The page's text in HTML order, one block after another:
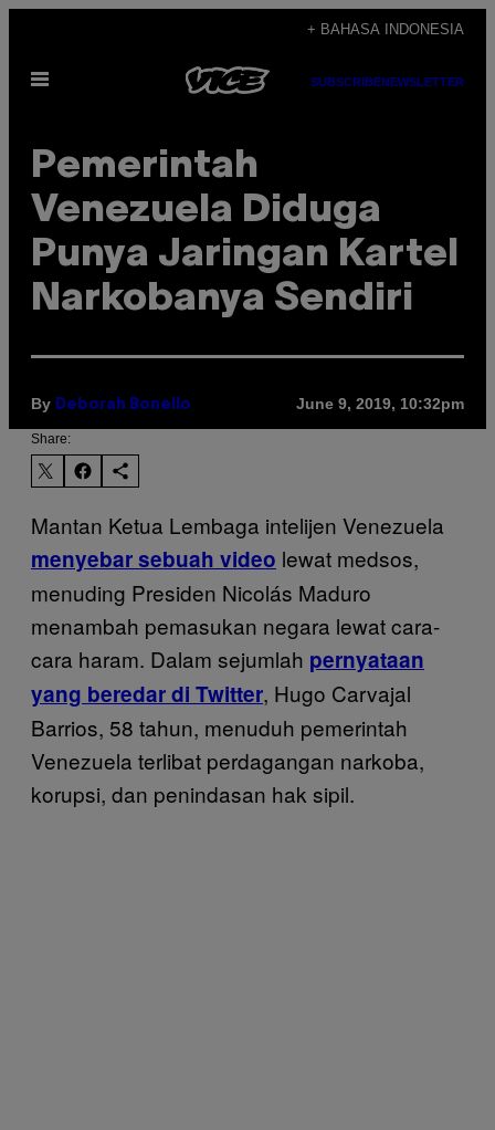
content
+ BAHASA INDONESIA
Open
SUBSCRIBENEWSLETTER
Pemerintah
Venezuela Diduga
Punya Jaringan Kartel
Narkobanya Sendiri
By Deborah Bonello June 9, 2019, 10:32pm
Share:
Mantan Ketua Lembaga intelijen Venezuela
menyebar sebuah video lewat medsos,
menuding Presiden Nicolás Maduro
menambah pemasukan negara lewat cara-
cara haram. Dalam sejumlah pernyataan
yang beredar di Twitter, Hugo Carvajal
Barrios, 58 tahun, menuduh pemerintah
Venezuela terlibat perdagangan narkoba,
korupsi, dan penindasan hak sipil.